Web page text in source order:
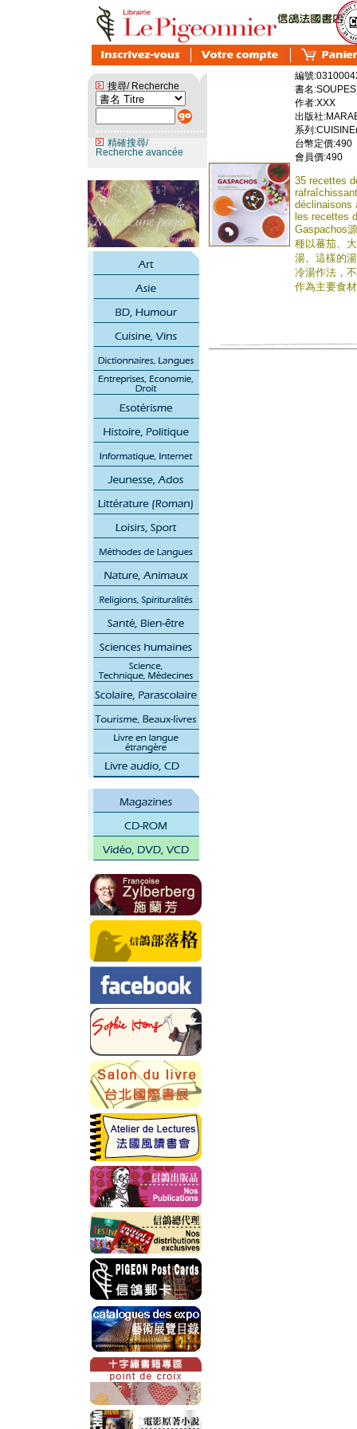
搜尋/ Recherche
精確搜尋/
Recherche avancée
編號
書名
作者:XXX
出版社
系列
台幣定價:490
會員價:490
35 recettes
déclinaisons
les recettes
Gaspachos
種以蕃茄、
湯。這樣的
冷湯作法，
作為主要食